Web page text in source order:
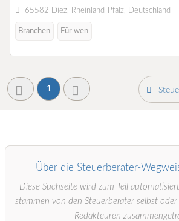
65582 Diez, Rheinland-Pfalz, Deutschland
Branchen Für wen
1
Über die Steuerberater-
Diese Suchseite wird zum Teil
stammen von den Steuerberater selbst
Redakteuren